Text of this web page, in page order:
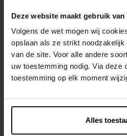
Deze website maakt gebruik van
Volgens de wet mogen wij
opslaan als ze strikt noodzakelijk
van de site. Voor alle andere
uw toestemming nodig. Via deze
toestemming op elk moment
Alles
Beschrijving
Gebruiksadvies